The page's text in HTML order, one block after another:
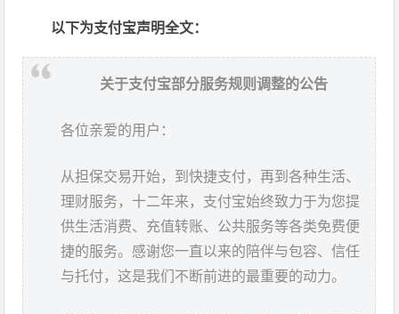
以下为支付宝声明全文：
关于支付宝部分服务规则调整的公告
各位亲爱的用户：
从担保交易开始，到快捷支付，再到各种生活、
理财服务，十二年来，支付宝始终致力于为您提
供生活消费、充值转账、公共服务等各类免费便
捷的服务。感谢您一直以来的陪伴与包容、信任
与托付，这是我们不断前进的最重要的动力。